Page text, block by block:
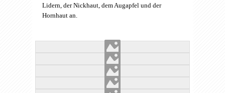
Lidern, der Nickhaut, dem Augapfel und der
Hornhaut an.